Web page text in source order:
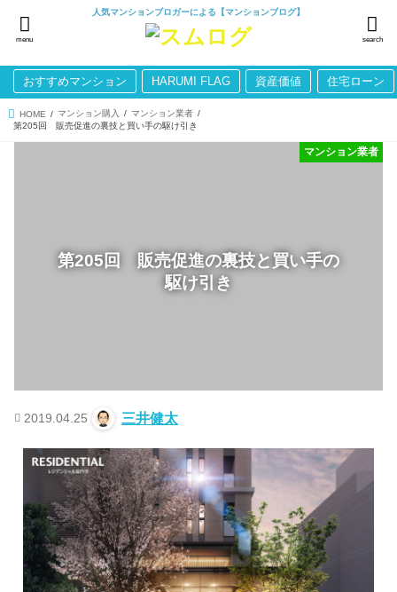
人気マンションブロガーによる【マンションブログ】
search
menu
おすすめマンション HARUMI FLAG 資産価値 住宅ローン
HOME マンション購入
マンション業者
第205回 販売促進の裏技と買い手の駆け引き
第205回 販売促進の裏技と買い手の
駆け引き
マンション業者
2019.04.25 三井健太